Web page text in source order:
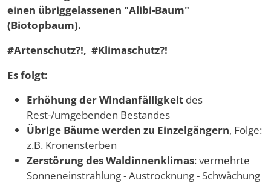
einen übriggelassenen "Alibi-Baum"
(Biotopbaum).
#Artenschutz?!, #Klimaschutz?!
Es folgt:
Erhöhung der Windanfälligkeit des
Rest-/umgebenden Bestandes
Übrige Bäume werden zu Einzelgängern, Folge:
z.B. Kronensterben
Zerstörung des Waldinnenklimas: vermehrte
Sonneneinstrahlung - Austrocknung - Schwächung